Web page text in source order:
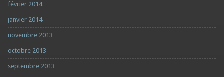
février 2014
janvier 2014
novembre 2013
octobre 2013
septembre 2013